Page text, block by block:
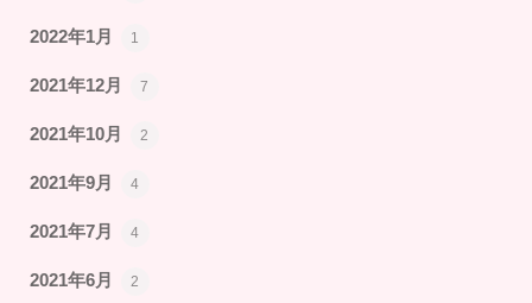
2022年1月 1
2021年12月 7
2021年10月 2
2021年9月 4
2021年7月 4
2021年6月 2